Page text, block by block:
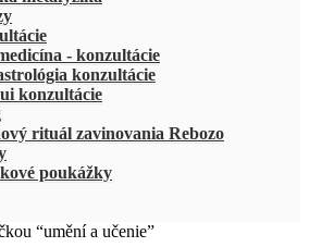
- konzultácie
konzultácie
konzultácie
rituál zavinovania Rebozo
poukážky
“umění a učenie”